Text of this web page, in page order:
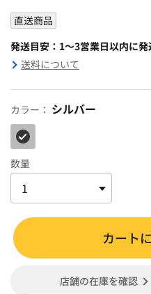
直送商品
発送目安：1～3営業日以内に発
送料について
カラー： シルバー
数量
カート
店舗の在庫を確認